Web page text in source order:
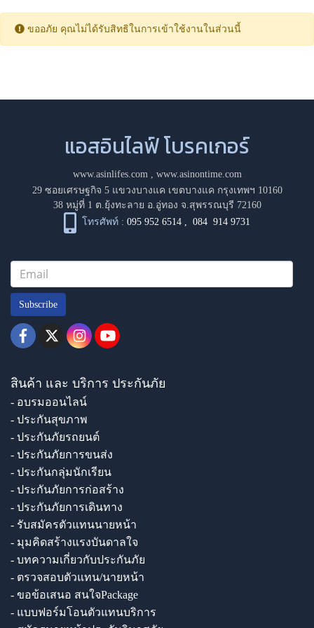
ขออภัย คุณไม่ได้รับสิทธิในการเข้าใช้งานในส่วนนี้
แอสอินไลฟ์ โบรคเกอร์
www.asinlifes.com, www.asinontime.com
29 ซอยเศรษฐกิจ 5 แขวงบางแค เขตบางแค กรุงเทพฯ 10160
38 หมู่ที่ 1 ต.ยุ้งทะลาย อ.อู่ทอง จ.สุพรรณบุรี 72160
โทรศัพท์ : 095 952 6514 ,084 914 9731
Subscribe
สินค้า และ บริการ ประกันภัย
- อบรมออนไลน์
- ประกันสุขภาพ
- ประกันภัยรถยนต์
- ประกันภัยการขนส่ง
- ประกันกลุ่มนักเรียน
- ประกันภัยการก่อสร้าง
- ประกันภัยการเดินทาง
- รับสมัครตัวแทนนายหน้า
- มุมคิดสร้างแรงบันดาลใจ
- บทความเกี่ยวกับประกันภัย
- ตรวจสอบตัวแทน/นายหน้า
- ขอข้อเสนอ สนใจPackage
- แบบฟอร์มโอนตัวแทนบริการ